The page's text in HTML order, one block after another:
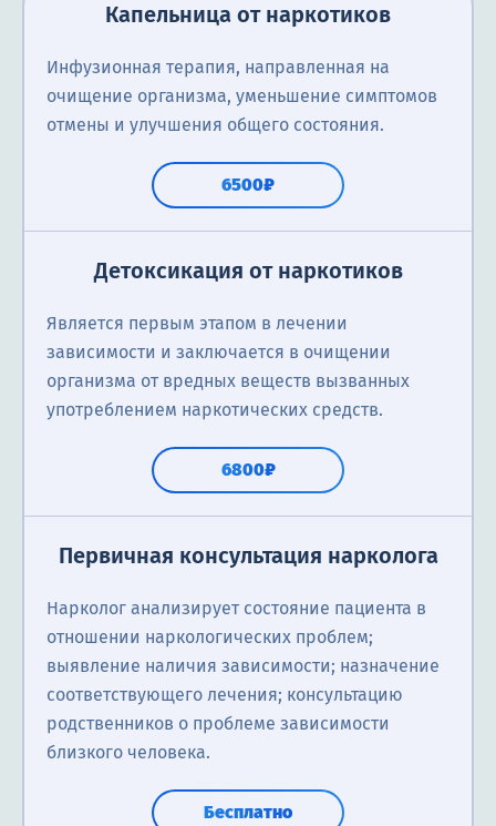
Капельница от наркотиков
Инфузионная терапия, направленная на
очищение организма, уменьшение симптомов
отмены и улучшения общего состояния.
6500₽
Детоксикация от наркотиков
Является первым этапом в лечении
зависимости и заключается в очищении
организма от вредных веществ вызванных
употреблением наркотических средств.
6800₽
Первичная консультация нарколога
Нарколог анализирует состояние пациента в
отношении наркологических проблем;
выявление наличия зависимости; назначение
соответствующего лечения; консультацию
родственников о проблеме зависимости
близкого человека.
Бесплатно